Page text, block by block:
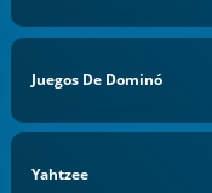
Juegos De Dominó
Yahtzee